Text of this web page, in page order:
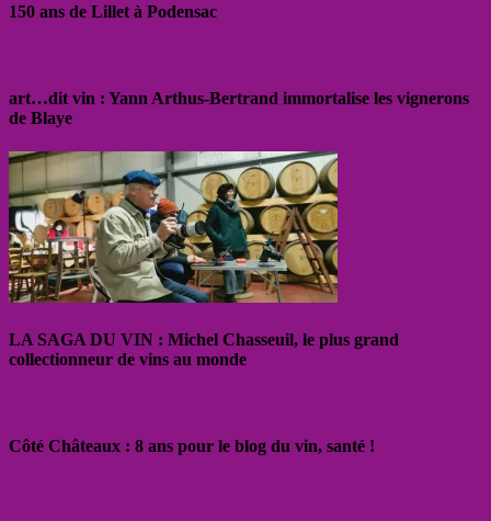
150 ans de Lillet à Podensac
art…dit vin : Yann Arthus-Bertrand immortalise les vignerons
de Blaye
LA SAGA DU VIN : Michel Chasseuil, le plus grand
collectionneur de vins au monde
Côté Châteaux : 8 ans pour le blog du vin, santé !